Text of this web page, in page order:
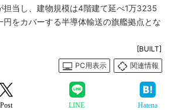
担当し、建物規模は4階建て延べ1万3235
をカバーする半導体輸送の旗艦拠点とな
[BUILT]
PC用表示
関連情報
Post LINE Hatena